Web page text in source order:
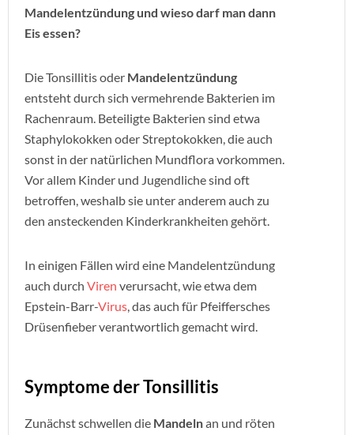
Mandelentzündung und wieso darf man dann
Eis essen?
Die Tonsillitis oder Mandelentzündung
entsteht durch sich vermehrende Bakterien im
Rachenraum. Beteiligte Bakterien sind etwa
Staphylokokken oder Streptokokken, die auch
sonst in der natürlichen Mundflora vorkommen.
Vor allem Kinder und Jugendliche sind oft
betroffen, weshalb sie unter anderem auch zu
den ansteckenden Kinderkrankheiten gehört.
In einigen Fällen wird eine Mandelentzündung
auch durch Viren verursacht, wie etwa dem
Epstein-Barr-Virus, das auch für Pfeiffersches
Drüsenfieber verantwortlich gemacht wird.
Symptome der Tonsillitis
Zunächst schwellen die Mandelnan und röten